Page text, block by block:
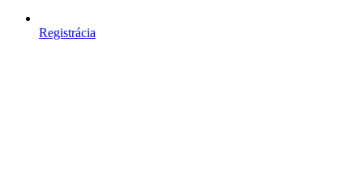
Registrácia